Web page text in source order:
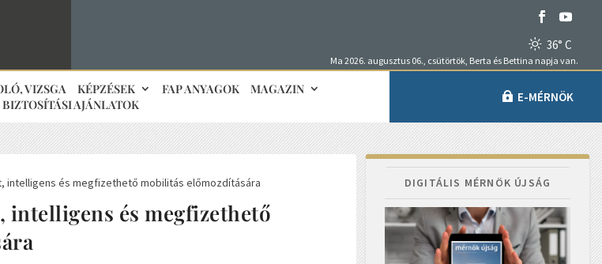
36° C
Ma 2026. augusztus 06., csütörtök, Berta és Bettina napja van.
VIZSGA KÉPZÉSEK FAP ANYAGOK
MAGAZIN
BIZTOSÍTÁSI AJÁNLATOK
E-MÉRNÖK
intelligens és megfizethető mobilitás előmozdítására
intelligens és megfizethető
DIGITÁLIS MÉRNÖK ÚJSÁG